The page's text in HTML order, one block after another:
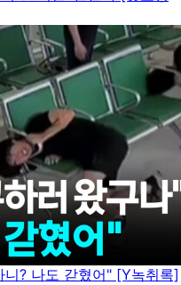
니? 나도 갇혔어" [Y녹취록]